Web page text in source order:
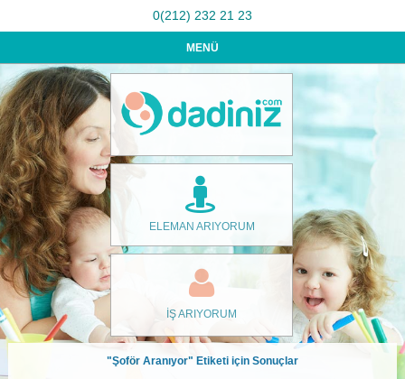
0(212) 232 21 23
MENÜ
ELEMAN ARIYORUM
İŞ ARIYORUM
"Şoför Aranıyor" Etiketi için Sonuçlar